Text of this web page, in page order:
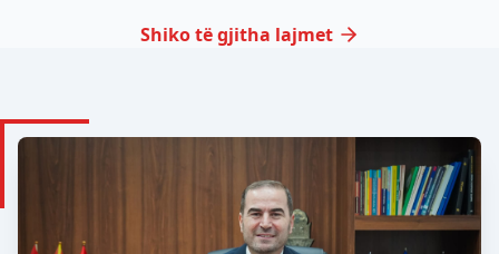
Shiko të gjitha lajmet